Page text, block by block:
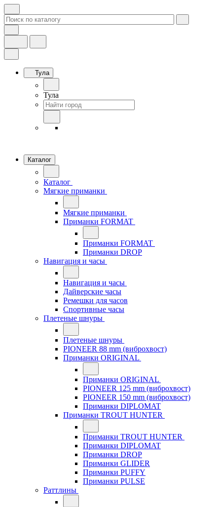
Тула
Тула
Каталог
Каталог
Мягкие приманки
Мягкие приманки
Приманки FORMAT
Приманки FORMAT
Приманки DROP
Навигация и часы
Навигация и часы
Дайверские часы
Ремешки для часов
Спортивные часы
Плетеные шнуры
Плетеные шнуры
PIONEER 88 mm (виброхвост)
Приманки ORIGINAL
Приманки ORIGINAL
PIONEER 125 mm (виброхвост)
PIONEER 150 mm (виброхвост)
Приманки DIPLOMAT
Приманки TROUT HUNTER
Приманки TROUT HUNTER
Приманки DIPLOMAT
Приманки DROP
Приманки GLIDER
Приманки PUFFY
Приманки PULSE
Раттлины